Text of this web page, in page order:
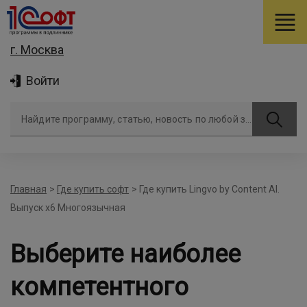
г. Москва
Войти
Главная > Где купить софт > Где купить Lingvo by Content AI.
Выпуск x6 Многоязычная
Выберите наиболее
компетентного